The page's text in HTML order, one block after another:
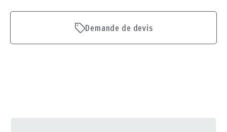
Demande de devis